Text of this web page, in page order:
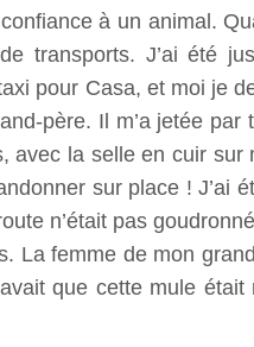
à un animal.
transports. J’ai été
pour Casa, et moi je
père. Il m’a jetée
avec la selle en cuir
sur place !
n’était pas
La femme de mon
que cette mule était